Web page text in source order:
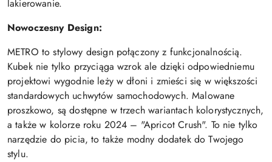
lakierowanie.
Nowoczesny Design:
METRO to stylowy design połączony z funkcjonalnością.
Kubek nie tylko przyciąga wzrok ale dzięki odpowiedniemu
projektowi wygodnie leży w dłoni i zmieści się w większości
standardowych uchwytów samochodowych. Malowane
proszkowo, są dostępne w trzech wariantach kolorystycznych,
a także w kolorze roku 2024 – "Apricot Crush". To nie tylko
narzędzie do picia, to także modny dodatek do Twojego
stylu.